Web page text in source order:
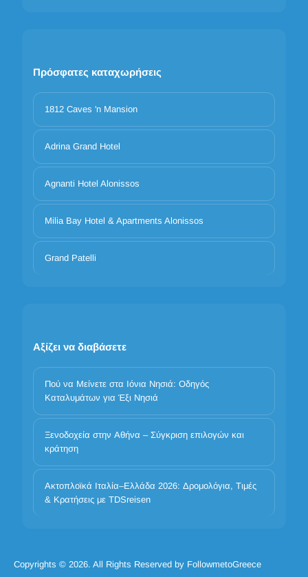
Πρόσφατες καταχωρήσεις
1812 Caves 'n Mansion
Adrina Grand Hotel
Agnanti Hotel Alonissos
Milia Bay Hotel & Apartments Alonissos
Grand Patelli
Αξίζει να διαβάσετε
Πού να Μείνετε στα Ιόνια Νησιά: Οδηγός
Καταλυμάτων για Έξι Νησιά
Ξενοδοχεία στην Αθήνα – Σύγκριση επιλογών και
κράτηση
Ακτοπλοϊκά Ιταλία–Ελλάδα 2026: Δρομολόγια, Τιμές
& Κρατήσεις με TDSreisen
Copyrights © 2026. All Rights Reserved by FollowmetoGreece
Η προστασία των προσωπικών σας δεδομένων είναι
σημαντική
Χρησιμοποιούμε cookies για να βελτιώσουμε την εμπειρία σας.
Επιλέξτε ποιες κατηγορίες επιτρέπετε. Τα βασικά cookies είναι
πάντα ενεργά για λόγους ασφάλειας και βασικής λειτουργικότητας.
Αποδοχή όλων των cookies